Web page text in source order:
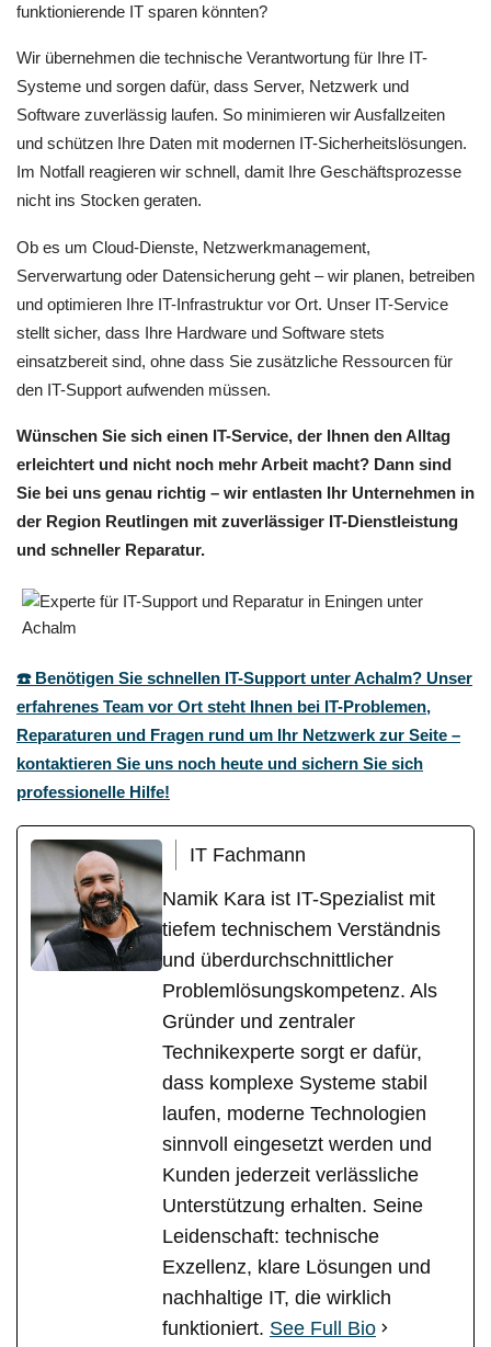
funktionierende IT sparen könnten?
Wir übernehmen die technische Verantwortung für Ihre IT-
Systeme und sorgen dafür, dass Server, Netzwerk und
Software zuverlässig laufen. So minimieren wir Ausfallzeiten
und schützen Ihre Daten mit modernen IT-Sicherheitslösungen.
Im Notfall reagieren wir schnell, damit Ihre Geschäftsprozesse
nicht ins Stocken geraten.
Ob es um Cloud-Dienste, Netzwerkmanagement,
Serverwartung oder Datensicherung geht – wir planen, betreiben
und optimieren Ihre IT-Infrastruktur vor Ort. Unser IT-Service
stellt sicher, dass Ihre Hardware und Software stets
einsatzbereit sind, ohne dass Sie zusätzliche Ressourcen für
den IT-Support aufwenden müssen.
Wünschen Sie sich einen IT-Service, der Ihnen den Alltag
erleichtert und nicht noch mehr Arbeit macht? Dann sind
Sie bei uns genau richtig – wir entlasten Ihr Unternehmen in
der Region Reutlingen mit zuverlässiger IT-Dienstleistung
und schneller Reparatur.
☎️ Benötigen Sie schnellen IT-Support unter Achalm? Unser
erfahrenes Team vor Ort steht Ihnen bei IT-Problemen,
Reparaturen und Fragen rund um Ihr Netzwerk zur Seite –
kontaktieren Sie uns noch heute und sichern Sie sich
professionelle Hilfe!
IT Fachmann
Namik Kara ist IT-Spezialist mit
tiefem technischem Verständnis
und überdurchschnittlicher
Problemlösungskompetenz. Als
Gründer und zentraler
Technikexperte sorgt er dafür,
dass komplexe Systeme stabil
laufen, moderne Technologien
sinnvoll eingesetzt werden und
Kunden jederzeit verlässliche
Unterstützung erhalten. Seine
Leidenschaft: technische
Exzellenz, klare Lösungen und
nachhaltige IT, die wirklich
funktioniert. See Full Bio